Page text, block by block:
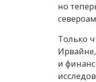
но
Только
и